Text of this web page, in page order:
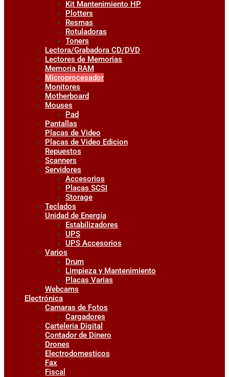
Kit Mantenimiento HP
Plotters
Resmas
Rotuladoras
Toners
Lectora/Grabadora CD/DVD
Lectores de Memorias
Memoria RAM
Microprocesador
Monitores
Motherboard
Mouses
Pad
Pantallas
Placas de Video
Placas de Video Edicion
Repuestos
Scanners
Servidores
Accesorios
Placas SCSI
Storage
Teclados
Unidad de Energía
Estabilizadores
UPS
UPS Accesorios
Varios
Drum
Limpieza y Mantenimiento
Placas Varias
Webcams
Electrónica
Camaras de Fotos
Cargadores
Carteleria Digital
Contador de Dinero
Drones
Electrodomesticos
Fax
Fiscal